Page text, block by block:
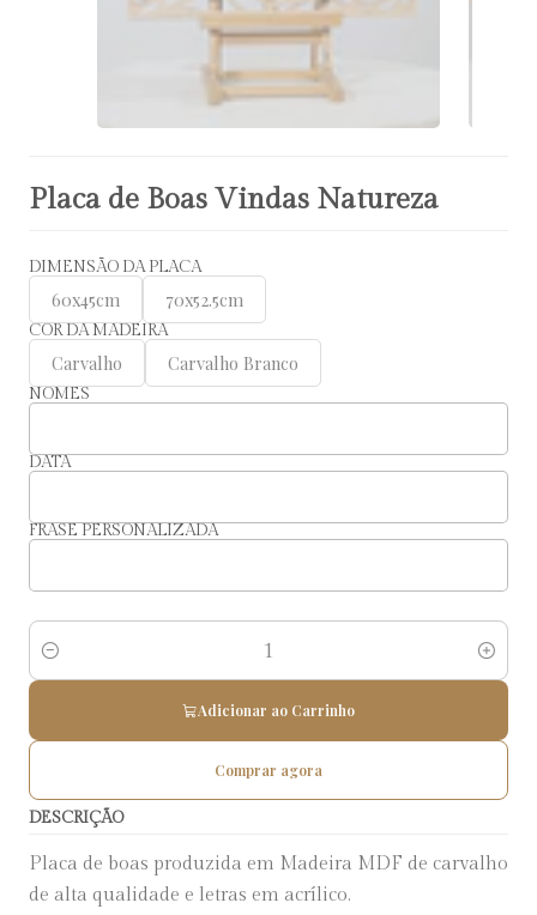
Placa de Boas Vindas Natureza
DIMENSÃO DA PLACA
60x45cm 70x52.5cm
COR DA MADEIRA
Carvalho Carvalho Branco
NOMES
DATA
FRASE PERSONALIZADA
Quantidade
Adicionar ao Carrinho
Comprar agora
DESCRIÇÃO
Placa de boas produzida em Madeira MDF de carvalho
de alta qualidade e letras em acrílico.